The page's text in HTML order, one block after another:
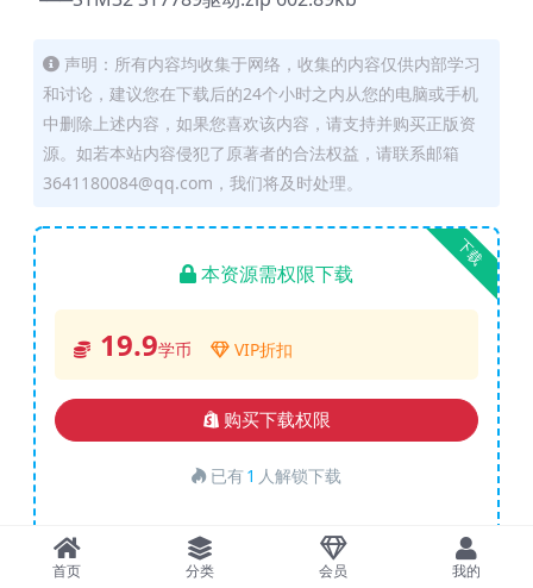
声明：所有内容均收集于网络，收集的内容仅供内部学习
和讨论，建议您在下载后的24个小时之内从您的电脑或手机
中删除上述内容，如果您喜欢该内容，请支持并购买正版资
源。如若本站内容侵犯了原著者的合法权益，请联系邮箱
3641180084@qq.com，我们将及时处理。
下载
本资源需权限下载
19.9学币 VIP折扣
购买下载权限
已有1 人解锁下载
包含资源:
首页 分类 会员 我的